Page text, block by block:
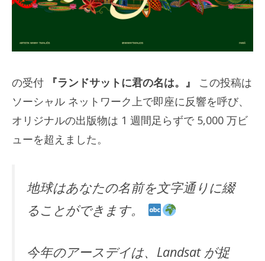
の受付 『ランドサットに君の名は。』
この投稿は
ソーシャル ネットワーク上で即座に反響を呼び、
オリジナルの出版物は 1 週間足らずで 5,000 万ビ
ューを超えました。
地球はあなたの名前を文字通りに綴
ることができます。
今年のアースデイは、Landsat が捉